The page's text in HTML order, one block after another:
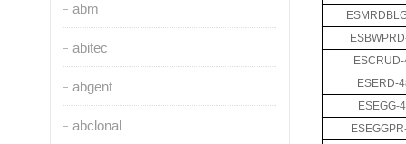
abm
abitec
abgent
abclonal
ESERD-
ESEGG-